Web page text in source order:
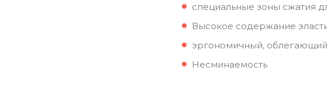
специальные зоны сжатия
Высокое содержание
эргономичный,
Несминаемость